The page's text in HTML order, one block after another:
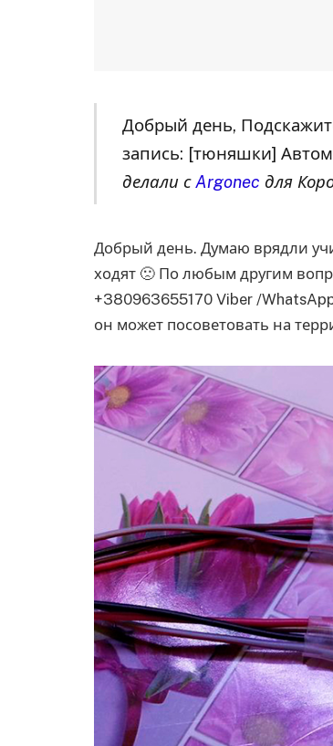
Добрый день,
запись: [тюняшки]
делали сArgonec для
Добрый день. Думаю врядли
ходят 🙁 По любым другим
+380963655170 Viber /
он может посоветовать на